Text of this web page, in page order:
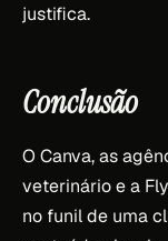
justifica.
Conclusão
O Canva, as
veterinário e a
no funil de uma